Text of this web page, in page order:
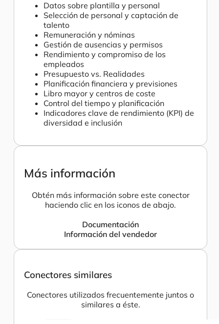
Datos sobre plantilla y personal
Selección de personal y captación de
talento
Remuneración y nóminas
Gestión de ausencias y permisos
Rendimiento y compromiso de los
empleados
Presupuesto vs. Realidades
Planificación financiera y previsiones
Libro mayor y centros de coste
Control del tiempo y planificación
Indicadores clave de rendimiento (KPI) de
diversidad e inclusión
Más información
Obtén más información sobre este conector
haciendo clic en los iconos de abajo.
Documentación
Información del vendedor
Conectores similares
Conectores utilizados frecuentemente juntos o
similares a éste.